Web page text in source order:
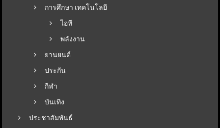
การศึกษา เทคโนโลยี
ไอที
พลังงาน
ยานยนต์
ประกัน
กีฬา
บันเทิง
ประชาสัมพันธ์